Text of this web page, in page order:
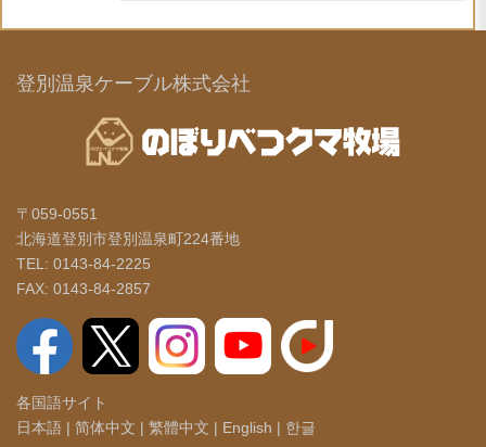
登別温泉ケーブル株式会社
〒059-0551
北海道登別市登別温泉町224番地
TEL: 0143-84-2225
FAX: 0143-84-2857
各国語サイト
日本語 | 简体中文 | 繁體中文 | English | 한글